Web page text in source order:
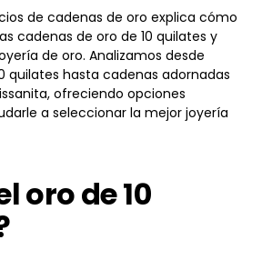
cadenas de oro de 10 quilates y
de oro. Analizamos desde
quilates hasta cadenas adornadas
ofreciendo opciones
a seleccionar la mejor joyería
oro de 10